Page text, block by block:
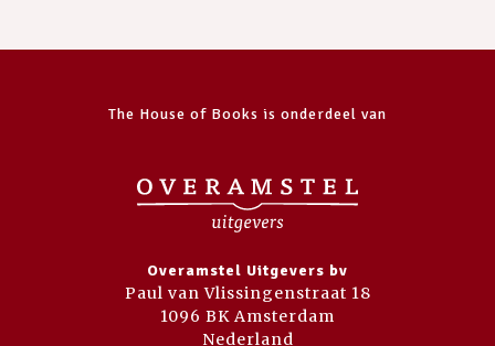
The House of Books is onderdeel van
Overamstel Uitgevers bv
Paul van Vlissingenstraat 18
1096 BK Amsterdam
Nederland